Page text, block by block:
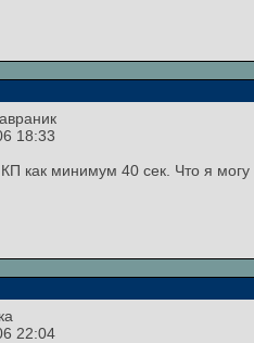
18:33
как минимум 40 сек. Что я
22:04